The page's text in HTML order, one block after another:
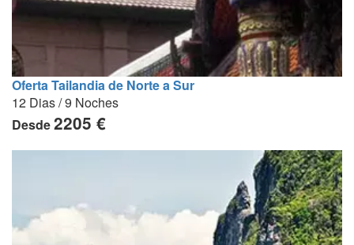
Oferta Tailandia de Norte a Sur
12 Dias / 9 Noches
Desde2205 €